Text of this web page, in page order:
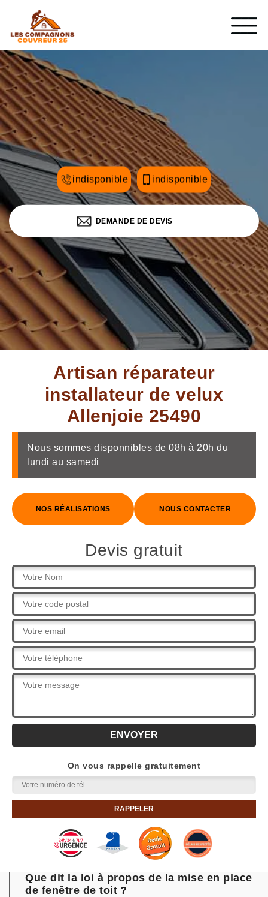
indisponible indisponible
DEMANDE DE DEVIS
Artisan réparateur
installateur de velux
Allenjoie 25490
Nous sommes disponnibles de 08h à 20h du
lundi au samedi
NOS RÉALISATIONS NOUS CONTACTER
Devis gratuit
On vous rappelle gratuitement
Que dit la loi à propos de la mise en place
de fenêtre de toit ?